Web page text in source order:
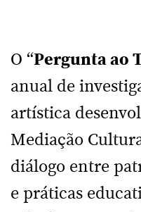
O “Pergunta ao
anual de
artística
Mediação
diálogo entre
e práticas